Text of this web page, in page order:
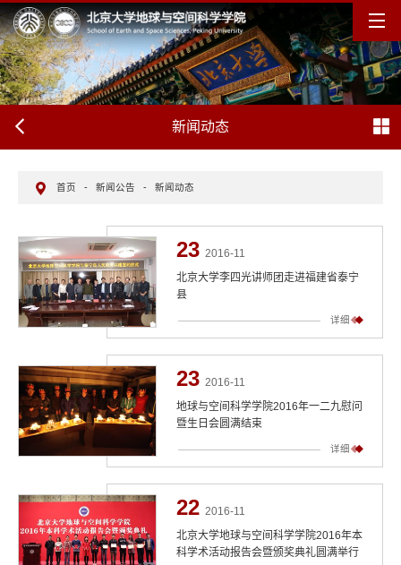
新闻动态
首页 - 新闻公告 - 新闻动态
23 2016-11
北京大学李四光讲师团走进福建省泰宁
县
详细
23 2016-11
地球与空间科学学院2016年一二九慰问
暨生日会圆满结束
详细
22 2016-11
北京大学地球与空间科学学院2016年本
科学术活动报告会暨颁奖典礼圆满举行